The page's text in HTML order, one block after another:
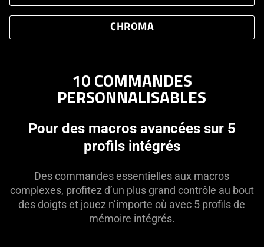
CHROMA
10 COMMANDES
PERSONNALISABLES
Pour des macros avancées sur 5
profils intégrés
Des commandes essentielles aux macros
complexes, profitez d’un plus grand contrôle au bout
des doigts et jouez n’importe où avec 5 profils de
mémoire intégrés.